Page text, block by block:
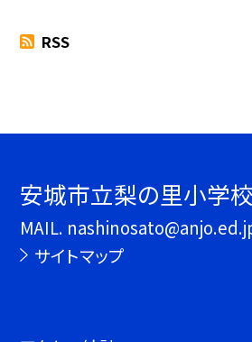
RSS
安城市立梨の里小学校
MAIL.
サイトマップ